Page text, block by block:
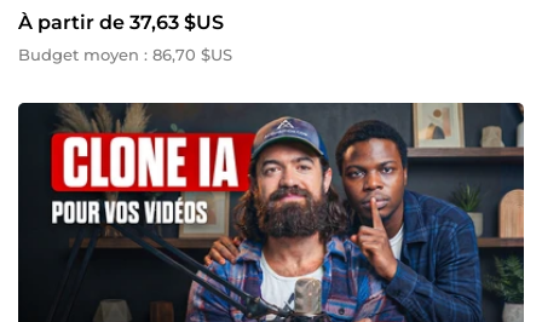
À partir de 37,63 $US
Budget moyen : 86,70 $US